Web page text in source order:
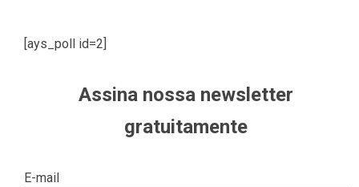
[ays_poll id=2]
Assina nossa newsletter
gratuitamente
E-mail